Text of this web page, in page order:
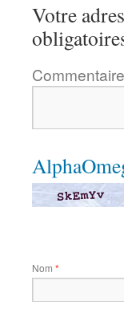
Votre
Commentaire
Nom *